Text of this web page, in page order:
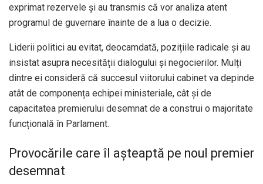
exprimat rezervele și au transmis că vor analiza atent
programul de guvernare înainte de a lua o decizie.
Liderii politici au evitat, deocamdată, pozițiile radicale și au
insistat asupra necesității dialogului și negocierilor. Mulți
dintre ei consideră că succesul viitorului cabinet va depinde
atât de componența echipei ministeriale, cât și de
capacitatea premierului desemnat de a construi o majoritate
funcțională în Parlament.
Provocările care îl așteaptă pe noul premier
desemnat